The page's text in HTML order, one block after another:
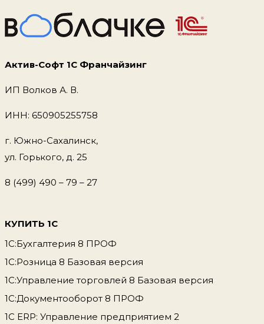
Актив-Софт 1С Франчайзинг
ИП Волков А. В.
ИНН: 650905255758
г. Южно-Сахалинск,
ул. Горького, д. 25
8 (499) 490 – 79 – 27
КУПИТЬ 1С
1С:Бухгалтерия 8 ПРОФ
1С:Розница 8 Базовая версия
1С:Управление торговлей 8 Базовая версия
1С:Документооборот 8 ПРОФ
1С ERP: Управление предприятием 2